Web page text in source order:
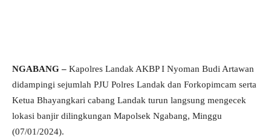
NGABANG – Kapolres Landak AKBP I Nyoman Budi Artawan
didampingi sejumlah PJU Polres Landak dan Forkopimcam serta
Ketua Bhayangkari cabang Landak turun langsung mengecek
lokasi banjir dilingkungan Mapolsek Ngabang, Minggu
(07/01/2024).